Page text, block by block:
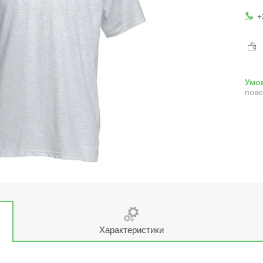
Характеристики